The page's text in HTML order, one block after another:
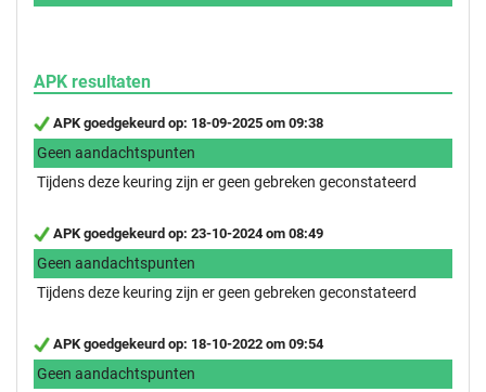
APK resultaten
APK goedgekeurd op: 18-09-2025 om 09:38
Geen aandachtspunten
Tijdens deze keuring zijn er geen gebreken geconstateerd
APK goedgekeurd op: 23-10-2024 om 08:49
Geen aandachtspunten
Tijdens deze keuring zijn er geen gebreken geconstateerd
APK goedgekeurd op: 18-10-2022 om 09:54
Geen aandachtspunten